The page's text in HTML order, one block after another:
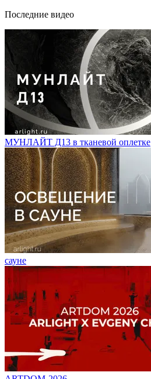
Последние видео
МУНЛАЙТ Д13 в тканевой оплетке
сауне